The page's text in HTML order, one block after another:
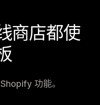
商店都使
功能。